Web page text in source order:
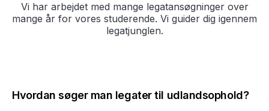
Vi har arbejdet med mange legatansøgninger over
mange år for vores studerende. Vi guider dig igennem
legatjunglen.
Hvordan søger man legater til udlandsophold?